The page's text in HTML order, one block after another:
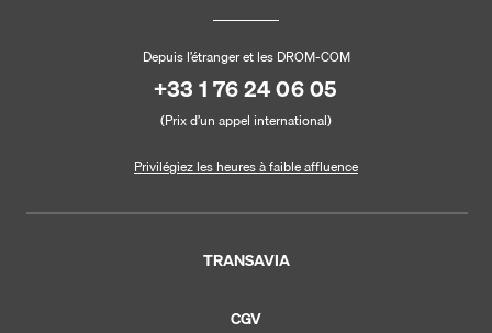
Depuis l’étranger et les DROM-COM
+33 1 76 24 06 05
(Prix d’un appel international)
Privilégiez les heures à faible affluence
TRANSAVIA
CGV